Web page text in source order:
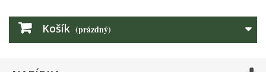
Košík (prázdný)